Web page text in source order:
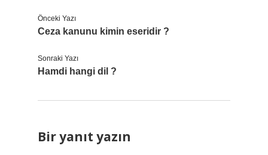
Önceki Yazı
Ceza kanunu kimin eseridir ?
Sonraki Yazı
Hamdi hangi dil ?
Bir yanıt yazın